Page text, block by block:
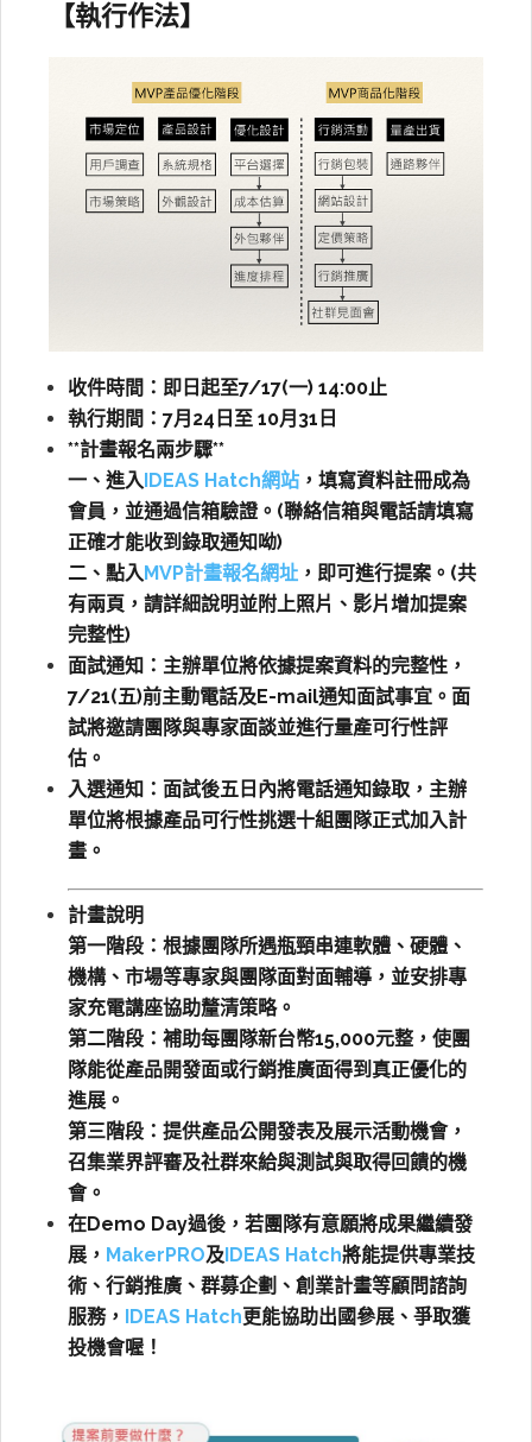
【執行作法】
收件時間：即日起至7/17(一) 14:00止
執行期間：7月24日至 10月31日
**計畫報名兩步驟**
一、進入IDEAS Hatch網站 ， 填寫資料註冊成為
會員，並通過信箱驗證。(聯絡信箱與電話請填寫
正確才能收到錄取通知呦)
二、 點入MVP計畫報名網址 ，即可進行提案。(共
有兩頁，請詳細說明並附上照片、影片增加提案
完整性)
面試通知：主辦單位將依據提案資料的完整性，
7/21(五)前主動電話及E-mail通知面試事宜。面
試將邀請團隊與專家面談並進行量產可行性評
估。
入選通知：面試後五日內將電話通知錄取，主辦
單位將根據產品可行性挑選十組團隊正式加入計
畫。
計畫說明
第一階段：根據團隊所遇瓶頸串連軟體、硬體、
機構、市場等專家與團隊面對面輔導，並安排專
家充電講座協助釐清策略。
第二階段：補助每團隊新台幣15,000元整，使團
隊能從產品開發面或行銷推廣面得到真正優化的
進展。
第三階段：提供產品公開發表及展示活動機會，
召集業界評審及社群來給與測試與取得回饋的機
會。
在Demo Day過後，若團隊有意願將成果繼續發
展， MakerPRO及IDEAS Hatch將能提供專業技
術、行銷推廣、群募企劃、創業計畫等顧問諮詢
服務， IDEAS Hatch更能協助出國參展、爭取獲
投機會喔！